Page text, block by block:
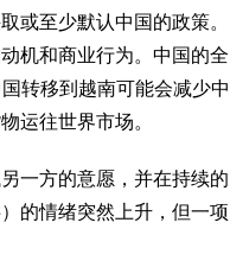
或至少默认中国的政策。
机和商业行为。中国的全
转移到越南可能会减少中
运往世界市场。
一方的意愿，并在持续的
的情绪突然上升，但一项